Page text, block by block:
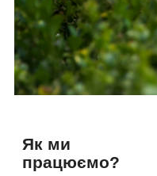
Як ми
працюємо?